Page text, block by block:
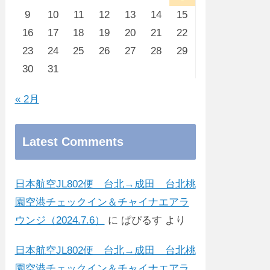
9
10 11 12 13 14
15
16
17 18 19 20 21
22
23
24 25 26 27 28
29
30
31
« 2月
Latest Comments
日本航空JL802便 台北→成田 台北桃
園空港チェックイン＆チャイナエアラ
ウンジ（2024.7.6）
に ぱぴるす より
日本航空JL802便 台北→成田 台北桃